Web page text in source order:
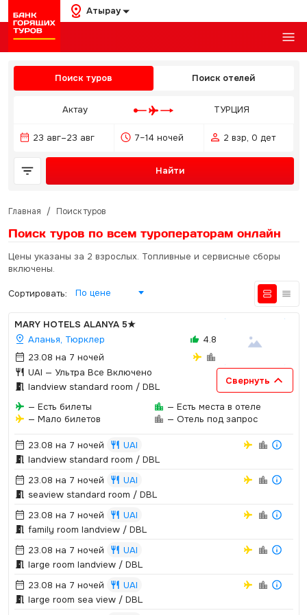
Атырау
Поиск туров Поиск отелей
Актау ТУРЦИЯ
23 авг–23 авг 7–14 ночей 2 взр, 0 дет
Найти
Главная / Поиск туров
Поиск туров по всем туроператорам онлайн
Цены указаны за 2 взрослых. Топливные и сервисные сборы
включены.
Сортировать: По цене
MARY HOTELS ALANYA 5★
Аланья, Тюрклер
23.08 на 7 ночей
UAI — Ультра Все Включено
4.8
landview standard room / DBL
Свернуть
— Есть билеты
— Мало билетов
— Есть места в отеле
— Отель под запрос
23.08 на 7 ночей
UAI
landview standard room / DBL
23.08 на 7 ночей
UAI
seaview standard room / DBL
23.08 на 7 ночей
UAI
family room landview / DBL
23.08 на 7 ночей
UAI
large room landview / DBL
23.08 на 7 ночей
UAI
large room sea view / DBL